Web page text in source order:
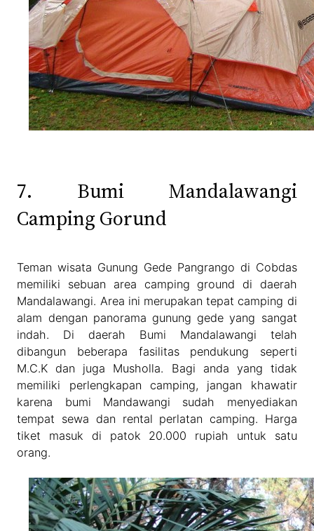
7. Bumi Mandalawangi
Camping Gorund
Teman wisata Gunung Gede Pangrango di Cobdas
memiliki sebuan area camping ground di daerah
Mandalawangi. Area ini merupakan tepat camping di
alam dengan panorama gunung gede yang sangat
indah. Di daerah Bumi Mandalawangi telah
dibangun beberapa fasilitas pendukung seperti
M.C.K dan juga Musholla. Bagi anda yang tidak
memiliki perlengkapan camping, jangan khawatir
karena bumi Mandawangi sudah menyediakan
tempat sewa dan rental perlatan camping. Harga
tiket masuk di patok 20.000 rupiah untuk satu
orang.